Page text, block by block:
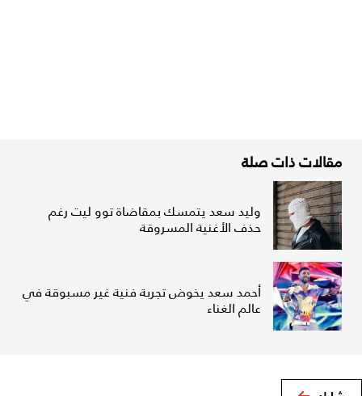
مقالات ذات صلة
وليد سعد يتمسك بمقاضاة توو ليت رغم
حذف الأغنية المسروقة
أحمد سعد يخوض تجربة فنية غير مسبوقة في
عالم الغناء